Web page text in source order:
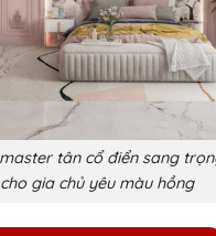
tân cổ điển sang
cho gia chủ yêu màu hồng